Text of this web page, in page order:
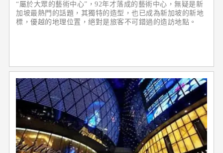
“屬於大眾的藝術中心”，92年才落成的藝術中心，無疑是新
加坡最熱門的話題，其獨特的造型，也已成為新加坡的新地
標，優越的地理位置，絕對是旅客不可錯過的造訪地點。